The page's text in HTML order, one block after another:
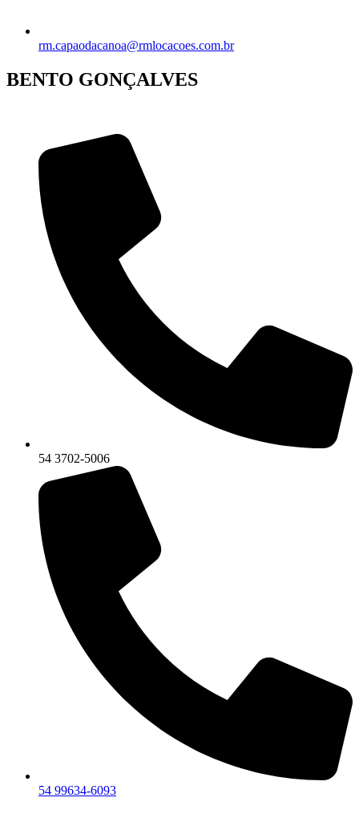
rm.capaodacanoa@rmlocacoes.com.br
BENTO GONÇALVES
54 3702-5006
54 99634‑6093‬